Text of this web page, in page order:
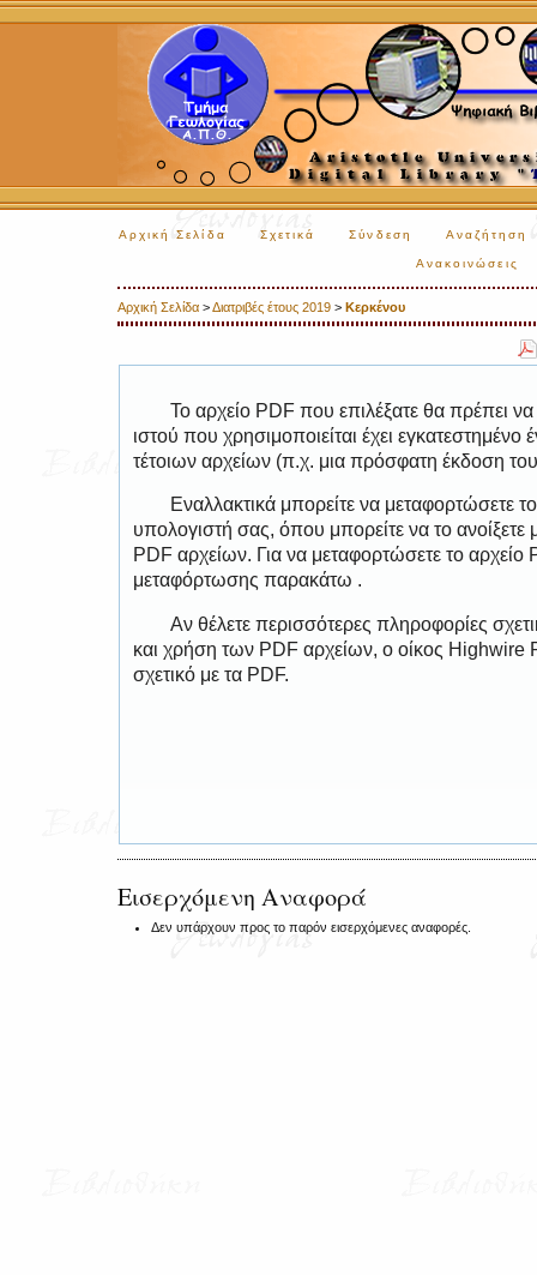
Αρχική Σελίδα Σχετικά Σύνδεση Αναζήτηση
Ανακοινώσεις
Αρχική Σελίδα >Διατριβές έτους 2019 > Κερκένου
Το αρχείο PDF που επιλέξατε θα πρέπει
ιστού που χρησιμοποιείται έχει
τέτοιων αρχείων (π.χ. μια πρόσφατη έκδοση
Εναλλακτικά μπορείτε να μεταφορτώσετε
υπολογιστή σας, όπου μπορείτε να το
PDF αρχείων. Για να μεταφορτώσετε το
μεταφόρτωσης παρακάτω .
Αν θέλετε περισσότερες πληροφορίες
και χρήση των PDF αρχείων, ο οίκος Highwire
σχετικό με τα PDF.
Εισερχόμενη Αναφορά
Δεν υπάρχουν προς το παρόν εισερχόμενες αναφορές.